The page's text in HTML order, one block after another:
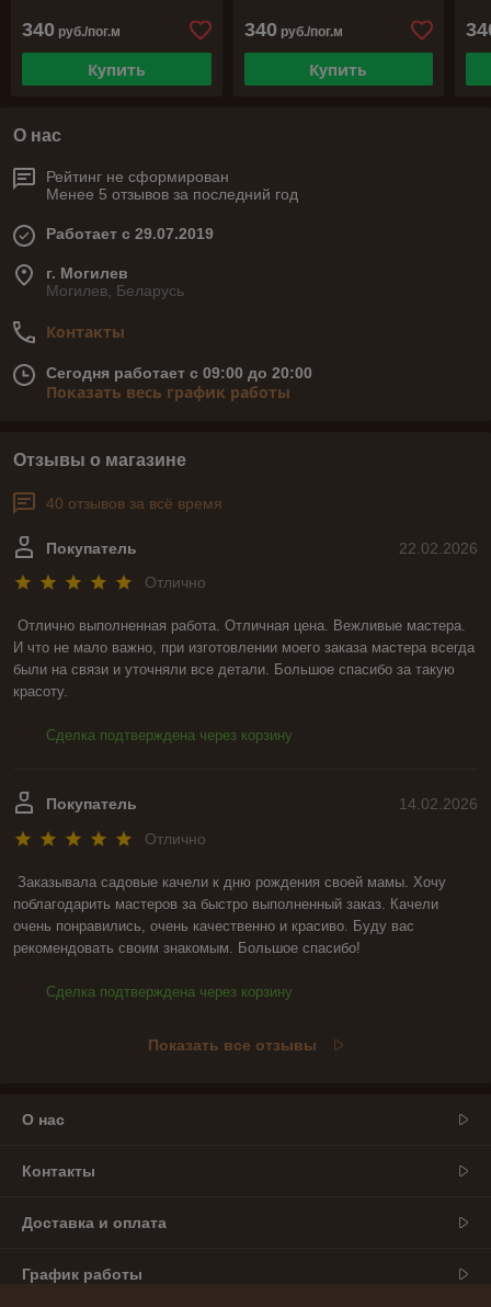
340 руб./пог.м
Купить
340руб./пог.м
Купить
О нас
Рейтинг не сформирован
Менее 5 отзывов за последний год
Работает с 29.07.2019
г. Могилев
Могилев, Беларусь
Контакты
Сегодня работает с 09:00 до 20:00
Показать весь график работы
Отзывы о магазине
40 отзывов за всё время
22.02.2026
Покупатель
Отлично
Отлично выполненная работа. Отличная цена. Вежливые мастера.
И что не мало важно, при изготовлении моего заказа мастера всегда
были на связи и уточняли все детали. Большое спасибо за такую
красоту.
Сделка подтверждена через корзину
14.02.2026
Покупатель
Отлично
Заказывала садовые качели к дню рождения своей мамы. Хочу
поблагодарить мастеров за быстро выполненный заказ. Качели
очень понравились, очень качественно и красиво. Буду вас
рекомендовать своим знакомым. Большое спасибо!
Сделка подтверждена через корзину
Показать все отзывы
О нас
Контакты
Доставка и оплата
График работы